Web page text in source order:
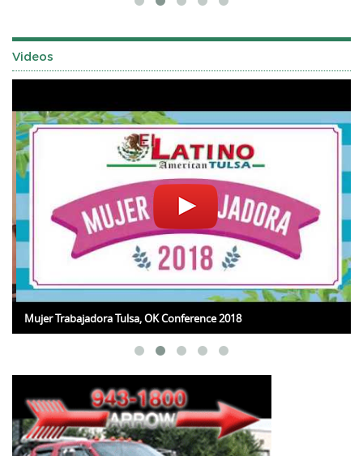
Videos
Mujer Trabajadora Tulsa, OK Conference 2018